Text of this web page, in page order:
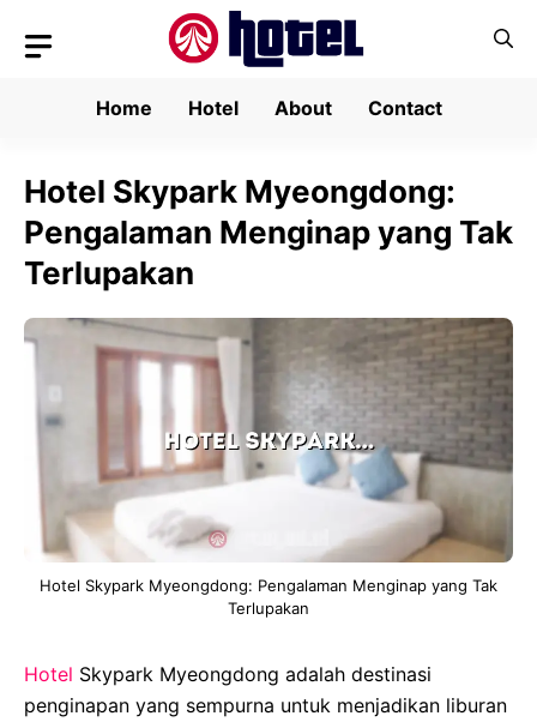
Home
Hotel About Contact
Hotel Skypark Myeongdong:
Pengalaman Menginap yang Tak
Terlupakan
Hotel Skypark Myeongdong: Pengalaman Menginap yang Tak
Terlupakan
Hotel Skypark Myeongdong adalah destinasi
penginapan yang sempurna untuk menjadikan liburan